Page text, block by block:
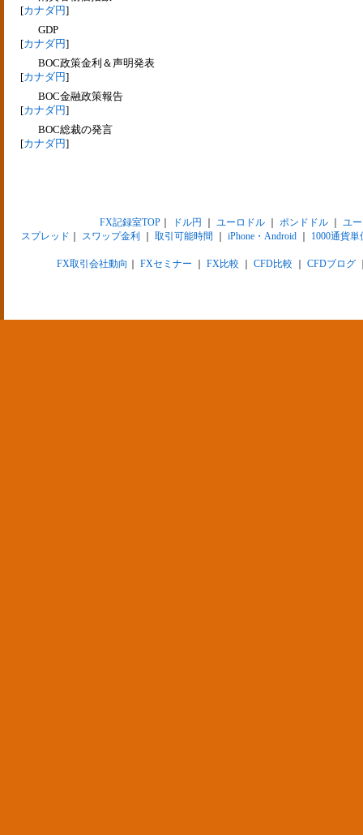
[カナダ円]
GDP
[カナダ円]
BOC政策金利＆声明発表
[カナダ円]
BOC金融政策報告
[カナダ円]
BOC総裁の発言
[カナダ円]
FX記録室TOP｜ ドル円 ユーロドル｜ ポンドドル｜ ユ
スプレッド
スワップ金利 取引可能時間 iPhone・Android 1000通貨単
FX取引会社動向 FXセミナー FX比較 CFD比較 CFDブログ